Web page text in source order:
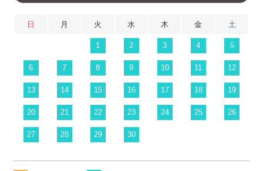
日 月 火 水 木 金 土
1 2 3 4 5
6 7 8 9 10 11 12
13 14 15 16 17 18 19
20 21 22 23 24 25 26
27 28 29 30